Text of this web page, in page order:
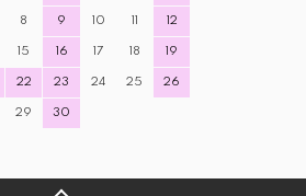
8 9 10 11 12
15 16 17 18 19
22 23 24 25 26
29 30